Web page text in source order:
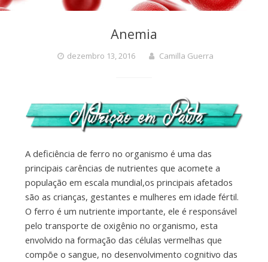
Anemia
dezembro 13, 2016 Camilla Guerra
A deficiência de ferro no organismo é uma das
principais carências de nutrientes que acomete a
população em escala mundial,os principais afetados
são as crianças, gestantes e mulheres em idade fértil.
O ferro é um nutriente importante, ele é responsável
pelo transporte de oxigênio no organismo, esta
envolvido na formação das células vermelhas que
compõe o sangue, no desenvolvimento cognitivo das